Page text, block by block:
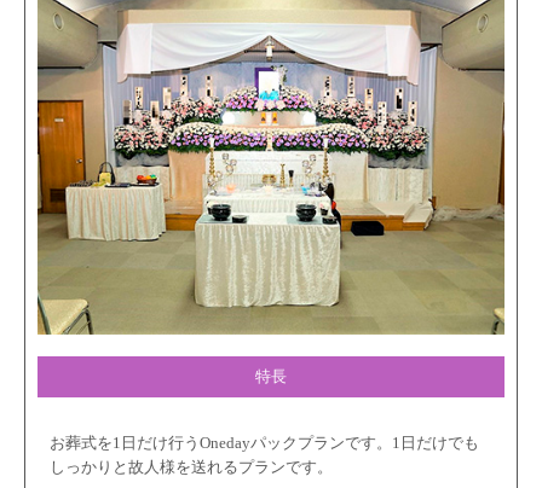
特長
お葬式を1日だけ行うOnedayパックプランです。1日だけでも
しっかりと故人様を送れるプランです。